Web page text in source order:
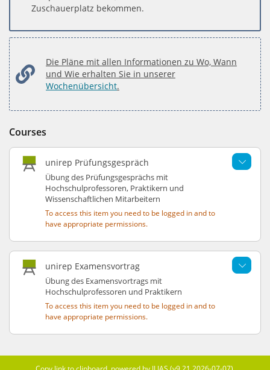
Zuschauerplatz bekommen.
Die Pläne mit allen Informationen zu Wo, Wann
und Wie erhalten Sie in unserer
Wochenübersicht.
Courses
unirep Prüfungsgespräch
Übung des Prüfungsgesprächs mit
Hochschulprofessoren, Praktikern und
Wissenschaftlichen Mitarbeitern
To access this item you need to be logged in and to
have appropriate permissions.
unirep Examensvortrag
Übung des Examensvortrags mit
Hochschulprofessoren und Praktikern
To access this item you need to be logged in and to
have appropriate permissions.